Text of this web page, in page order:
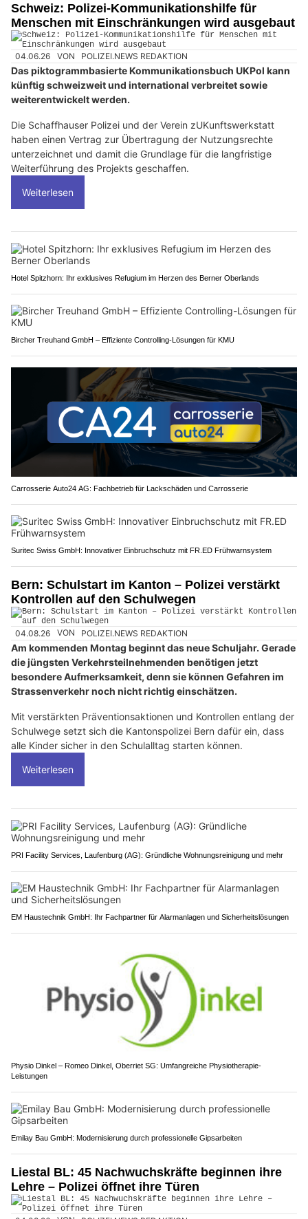
Schweiz: Polizei-Kommunikationshilfe für
Menschen mit Einschränkungen wird ausgebaut
04.06.26 VON POLIZEI.NEWS REDAKTION
Das piktogrammbasierte Kommunikationsbuch UKPol kann
künftig schweizweit und international verbreitet sowie
weiterentwickelt werden.
Die Schaffhauser Polizei und der Verein zUKunftswerkstatt
haben einen Vertrag zur Übertragung der Nutzungsrechte
unterzeichnet und damit die Grundlage für die langfristige
Weiterführung des Projekts geschaffen.
Weiterlesen
Hotel Spitzhorn: Ihr exklusives Refugium im Herzen des Berner Oberlands
Bircher Treuhand GmbH – Effiziente Controlling-Lösungen für KMU
Carrosserie Auto24 AG: Fachbetrieb für Lackschäden und Carrosserie
Suritec Swiss GmbH: Innovativer Einbruchschutz mit FR.ED Frühwarnsystem
Bern: Schulstart im Kanton – Polizei verstärkt
Kontrollen auf den Schulwegen
04.08.26 VON POLIZEI.NEWS REDAKTION
Am kommenden Montag beginnt das neue Schuljahr. Gerade
die jüngsten Verkehrsteilnehmenden benötigen jetzt
besondere Aufmerksamkeit, denn sie können Gefahren im
Strassenverkehr noch nicht richtig einschätzen.
Mit verstärkten Präventionsaktionen und Kontrollen entlang der
Schulwege setzt sich die Kantonspolizei Bern dafür ein, dass
alle Kinder sicher in den Schulalltag starten können.
Weiterlesen
PRI Facility Services, Laufenburg (AG): Gründliche Wohnungsreinigung und mehr
EM Haustechnik GmbH: Ihr Fachpartner für Alarmanlagen und Sicherheitslösungen
Physio Dinkel – Romeo Dinkel, Oberriet SG: Umfangreiche Physiotherapie-
Leistungen
Emilay Bau GmbH: Modernisierung durch professionelle Gipsarbeiten
Liestal BL: 45 Nachwuchskräfte beginnen ihre
Lehre – Polizei öffnet ihre Türen